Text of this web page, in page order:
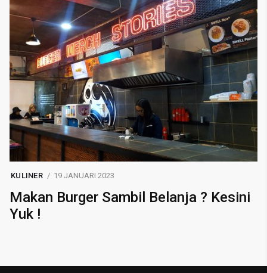
KULINER 19 JANUARI 2023
Makan Burger Sambil Belanja ? Kesini
Yuk !